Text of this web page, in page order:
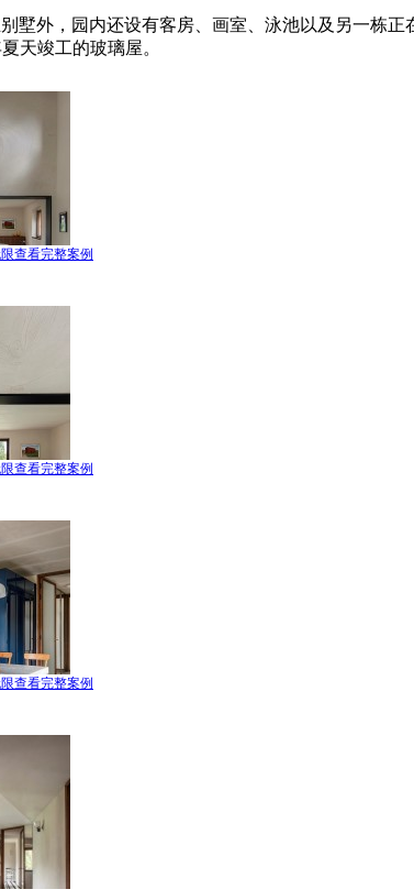
墅外，园内还设有客房、画室、泳池以及另一栋正
天竣工的玻璃屋。
查看完整案例
查看完整案例
查看完整案例